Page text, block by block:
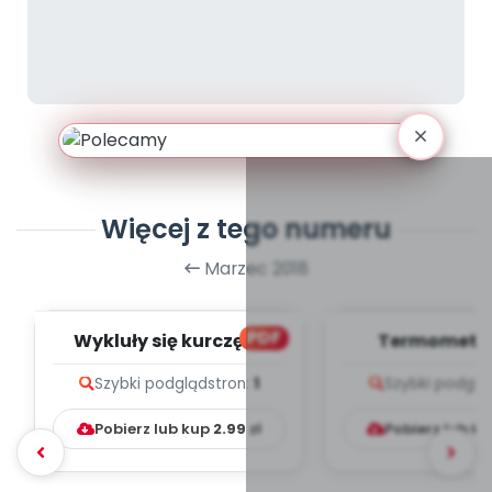
Więcej z tego numeru
Marzec 2018
PDF
Wykluły się kurczęta
Szybki podglądstron: 1
Pobierz lub kup 2.99 zł
Szybki
Pobierz lub